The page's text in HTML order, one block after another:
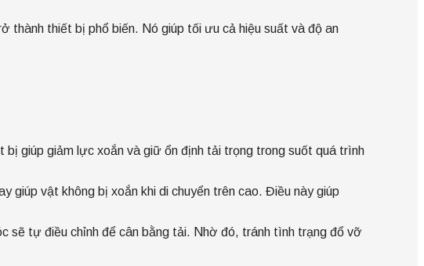
thành thiết bị phổ biến. Nó giúp tối ưu cả hiệu suất và độ an
giúp giảm lực xoắn và giữ ổn định tải trọng trong suốt quá trình
giúp vật không bị xoắn khi di chuyển trên cao. Điều này giúp
sẽ tự điều chỉnh để cân bằng tải. Nhờ đó, tránh tình trạng đổ vỡ